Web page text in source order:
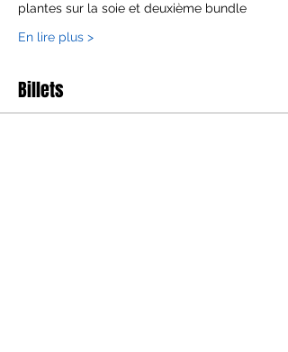
plantes sur la soie et deuxième bundle
En lire plus >
Billets